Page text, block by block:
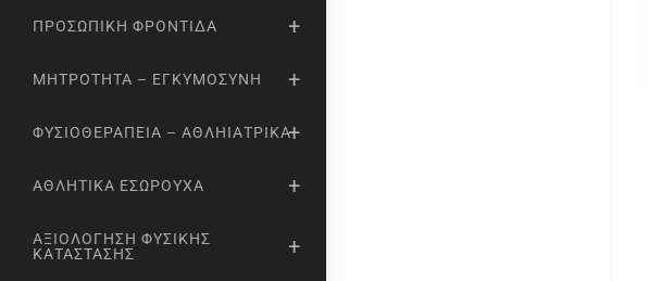
ΠΡΟΣΩΠΙΚΉ ΦΡΟΝΤΊΔΑ
ΜΗΤΡΌΤΗΤΑ – ΕΓΚΥΜΟΣΎΝΗ
ΦΥΣΙΟΘΕΡΑΠΕΊΑ – ΑΘΛΗΙΑΤΡΙΚΆ
ΑΘΛΗΤΙΚΆ ΕΣΏΡΟΥΧΑ
ΑΞΙΟΛΌΓΗΣΗ ΦΥΣΙΚΉΣ
ΚΑΤΆΣΤΑΣΗΣ